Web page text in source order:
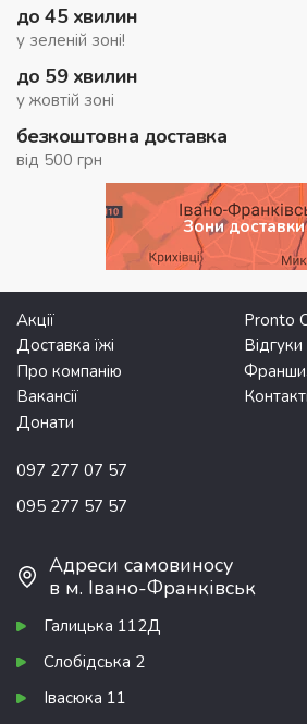
до 45 хвилин
у зеленій зоні!
до 59 хвилин
у жовтій зоні
безкоштовна доставка
від 500 грн
Зони доставки
Акції
Pronto
Доставка їжі
Відгуки
Про компанію
Вакансії
Донати
097 277 07 57
095 277 57 57
Адреси самовиносу
в м. Івано-Франківськ
Галицька 112Д
Слобідська 2
Івасюка 11